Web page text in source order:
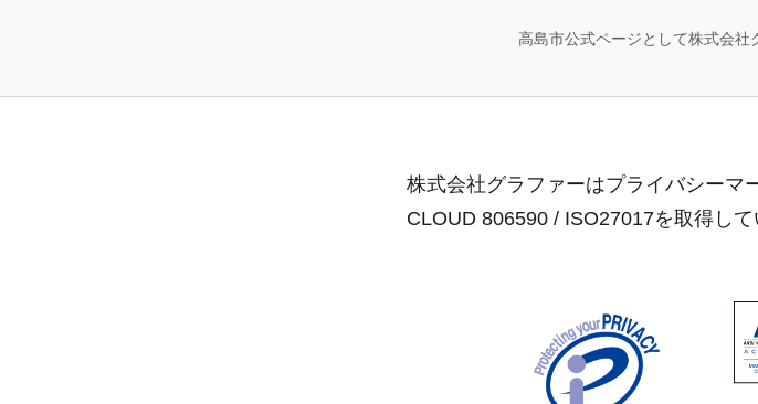
高島市公式ページとして株式会社
株式会社グラファーはプライバシーマ
CLOUD 806590 / ISO27017を取得して